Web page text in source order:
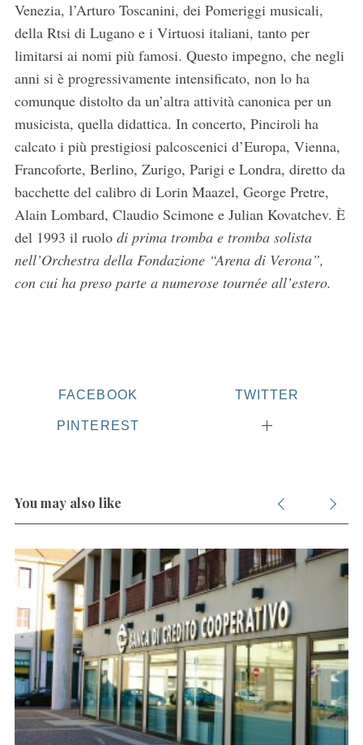
Venezia, l’Arturo Toscanini, dei Pomeriggi musicali,
della Rtsi di Lugano e i Virtuosi italiani, tanto per
limitarsi ai nomi più famosi. Questo impegno, che negli
anni si è progressivamente intensificato, non lo ha
comunque distolto da un’altra attività canonica per un
musicista, quella didattica. In concerto, Pinciroli ha
calcato i più prestigiosi palcoscenici d’Europa, Vienna,
Francoforte, Berlino, Zurigo, Parigi e Londra, diretto da
bacchette del calibro di Lorin Maazel, George Pretre,
Alain Lombard, Claudio Scimone e Julian Kovatchev. È
del 1993 il ruolo di prima tromba e tromba solista
nell’Orchestra della Fondazione “Arena di Verona”,
con cui ha preso parte a numerose tournée all’estero.
FACEBOOK TWITTER
PINTEREST
You may also like